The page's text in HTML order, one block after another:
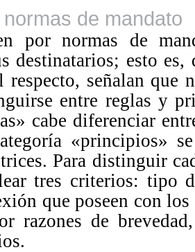
de mandato
por normas de
destinatarios; esto
respecto, señalan que
entre reglas y
» cabe diferenciar
«principios»
Para distinguir
tres criterios: tipo
que poseen con
razones de